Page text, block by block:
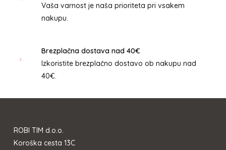
Vaša varnost je naša prioriteta pri vsakem
nakupu.
Brezplačna dostava nad 40€
Izkoristite brezplačno dostavo ob nakupu nad
40€.
ROBI TIM d.o.o.
Koroška cesta 13C